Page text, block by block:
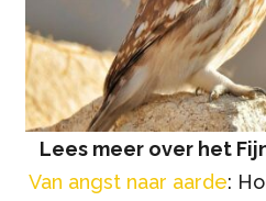
Lees meer over het
Van angst naar aarde: